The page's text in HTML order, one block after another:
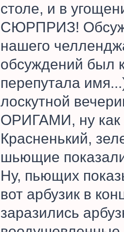
столе, и в
СЮРПРИЗ!
нашего
обсуждений был
перепутала
лоскутной
ОРИГАМИ, ну как
Красненький,
шьющие
Ну, пьющих
вот арбузик в
заразились